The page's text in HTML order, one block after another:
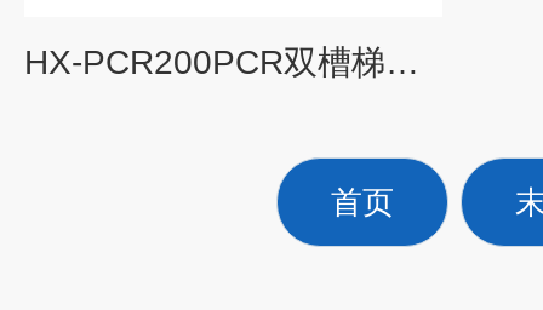
HX-PCR200PCR双槽梯度基因扩增仪沪析
首页